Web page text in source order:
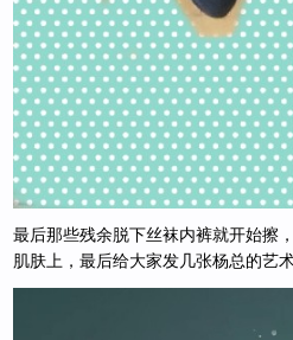
最后那些残余脱下丝袜内裤就开始擦
肌肤上，最后给大家发几张杨总的艺术